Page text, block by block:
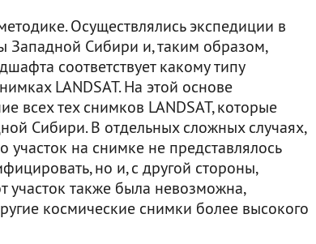
Осуществлялись экспедиции в
Западной Сибири и, таким образом,
соответствует какому типу
LANDSAT. На этой основе
всех тех снимков LANDSAT, которые
Сибири. В отдельных сложных случаях,
участок на снимке не представлялось
но и, с другой стороны,
участок также была невозможна,
космические снимки более высокого